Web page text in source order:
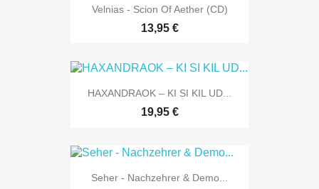
Velnias - Scion Of Aether (CD)
13,95 €
HAXANDRAOK – KI SI KIL UD...
19,95 €
Seher - Nachzehrer & Demo...